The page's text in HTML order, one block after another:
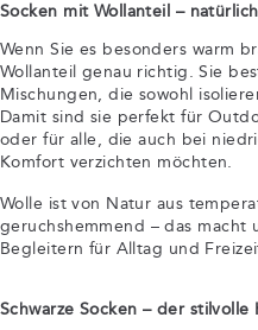
Socken mit Wollanteil –
Wenn Sie es besonders warm
Wollanteil genau richtig. Sie
Mischungen, die sowohl
Damit sind sie perfekt für
oder für alle, die auch bei
Komfort verzichten möchten.
Wolle ist von Natur aus
geruchshemmend – das macht
Begleitern für Alltag und
Schwarze Socken – der stilvolle